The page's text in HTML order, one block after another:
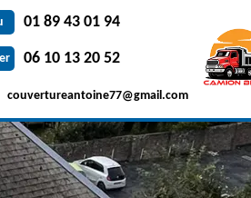
01 89 43 01 94
06 10 13 20 52
couvertureantoine77@gmail.com